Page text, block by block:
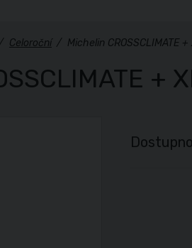
Celoroční / Michelin CROSSCLIMATE
+